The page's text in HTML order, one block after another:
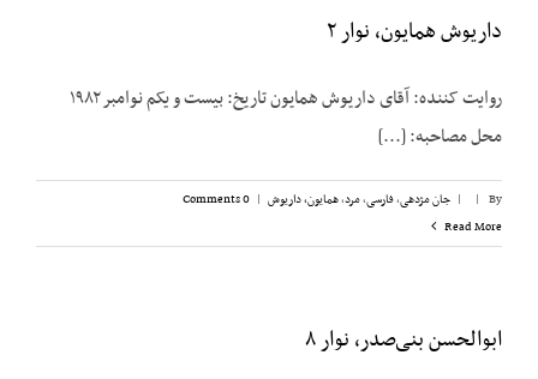
داریوش همایون، نوار ۲
روایت کننده: آقای داریوش همایون تاریخ: بیست و یکم نوامبر ۱۹۸۲
محل مصاحبه: [...]
By
|
| جان مژدهی,فارسی,مرد,همایون، داریوش |
0 Comments
Read More
ابوالحسن بنی‌صدر، نوار ۸